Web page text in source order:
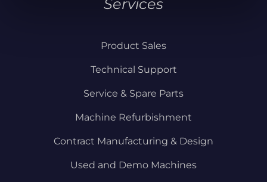
Services
Product Sales
Technical Support
Service & Spare Parts
Machine Refurbishment
Contract Manufacturing & Design
Used and Demo Machines